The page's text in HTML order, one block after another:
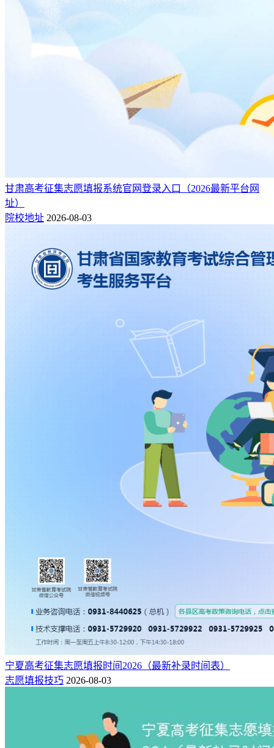
甘肃高考征集志愿填报系统官网登录入口（2026最新平台网
址）
院校地址 2026-08-03
宁夏高考征集志愿填报时间2026（最新补录时间表）
志愿填报技巧 2026-08-03